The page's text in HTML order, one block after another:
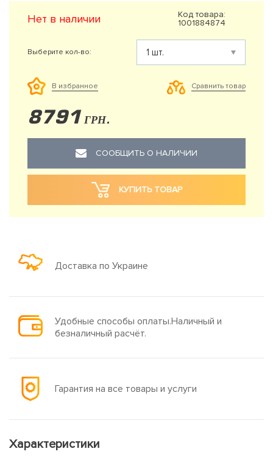
Нет в наличии
Код товара:
1001884874
Выберите кол-во:
В избранное Сравнить товар
8791 ГРН.
СООБЩИТЬ О НАЛИЧИИ
КУПИТЬ ТОВАР
Доставка по Украине
Удобные способы оплаты.Наличный и
безналичный расчёт.
Гарантия на все товары и услуги
Характеристики